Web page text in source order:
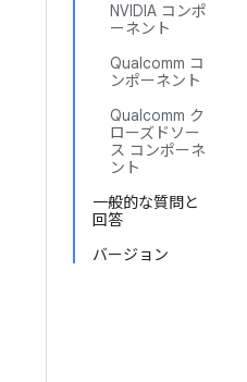
NVIDIA コンポ
ーネント
Qualcomm コ
ンポーネント
Qualcomm ク
ローズドソー
ス コンポーネ
ント
一般的な質問と
回答
バージョン